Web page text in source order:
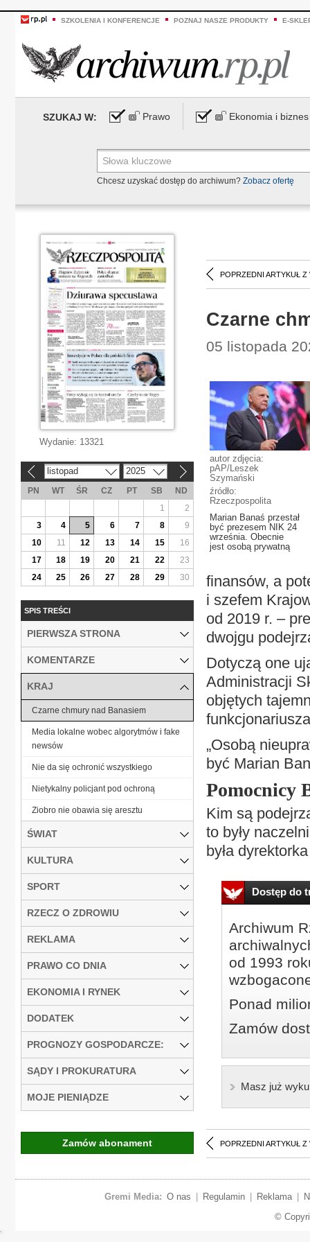
SZKOLENIA I KONFERENCJE POZNAJ NASZE PRODUKTY E-
SZUKAJ W: Prawo Ekonomia i biznes
Chcesz uzyskać dostęp do archiwum? Zobacz ofertę
POPRZEDNI ARTYKUŁ Z
Czarne
05 listopada
autor zdjęcia:
pAP/Leszek
Szymański
źródło:
Rzeczpospolita
Marian Banaś przestał
być prezesem NIK 24
września. Obecnie
jest osobą prywatną
finansów, a
i szefem
od 2019 r. –
dwojgu
Dotyczą one
Administracji
objętych
„Osobą
być Marian
Pomocnicy
Kim są
to były
była
Dostęp do
Archiwum
od 1993
Ponad
Zamów
Masz już
POPRZEDNI ARTYKUŁ Z
Wydanie: 13321
listopad 2025
PN WT ŚR CZ PT SB
ND
1
2
3
4 5 6 7 8
9
10
11 12 13 14 15
16
17
18 19 20 21 22
23
24
25 26 27 28 29 30
SPIS TREŚCI
PIERWSZA STRONA
KOMENTARZE
KRAJ
Czarne chmury nad Banasiem
Media lokalne wobec algorytmów i fake
newsów
Nie da się ochronić wszystkiego
Nietykalny policjant pod ochroną
Ziobro nie obawia się aresztu
ŚWIAT
KULTURA
SPORT
RZECZ O ZDROWIU
REKLAMA
PRAWO CO DNIA
EKONOMIA I RYNEK
DODATEK
PROGNOZY GOSPODARCZE:
SĄDY I PROKURATURA
MOJE PIENIĄDZE
Zamów abonament
Gremi Media: O nas Regulamin Reklama
©